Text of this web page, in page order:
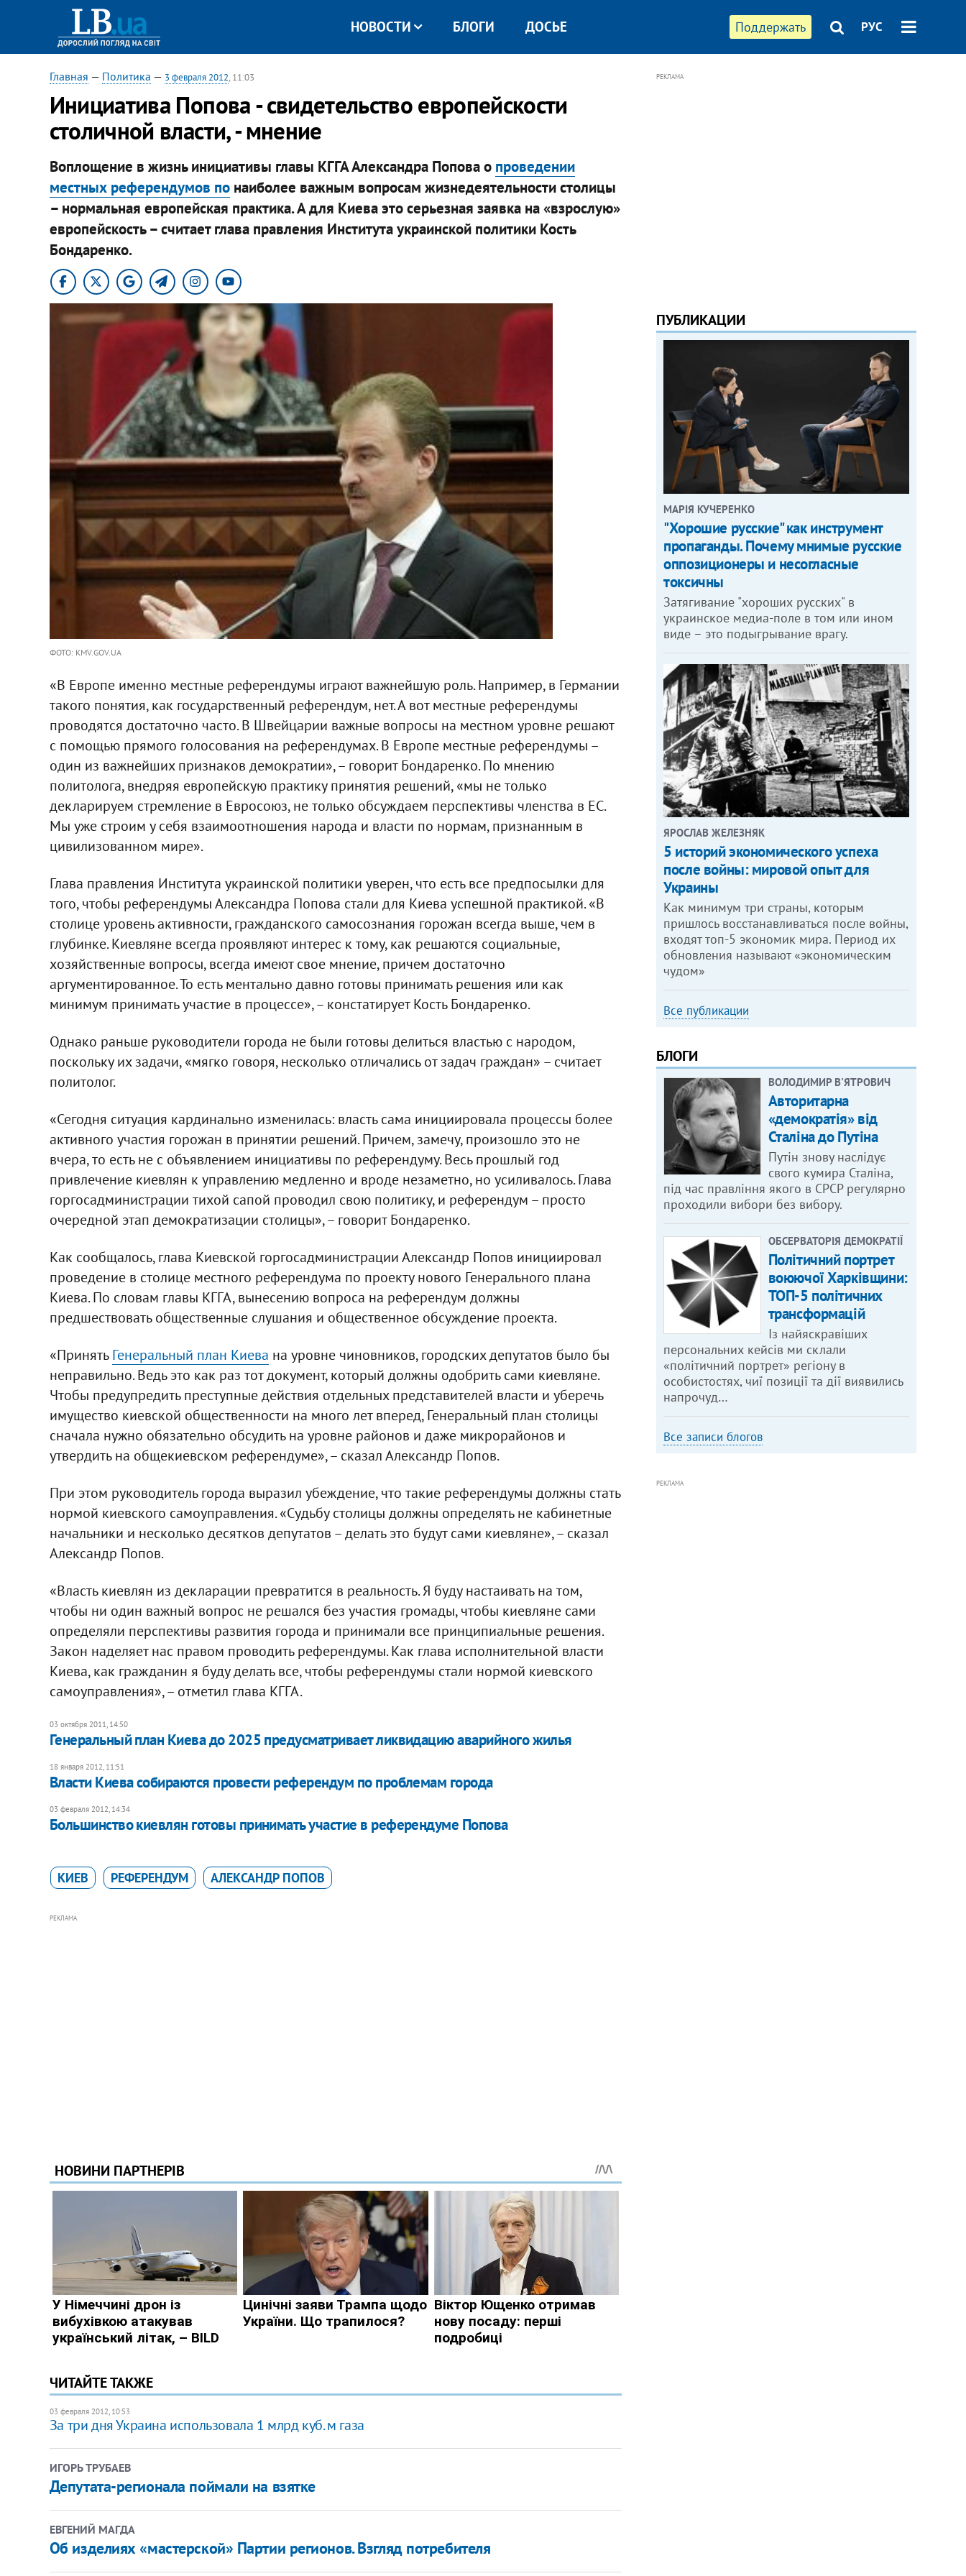
Поддержать РУС
НОВОСТИ БЛОГИ ДОСЬЕ
Главная — Политика — 3 февраля 2012, 11:03
Инициатива Попова - свидетельство европейскости
столичной власти, - мнение
Воплощение в жизнь инициативы главы КГГА Александра Попова о проведении
местных референдумов понаиболее важным вопросам жизнедеятельности столицы
– нормальная европейская практика. А для Киева это серьезная заявка на «взрослую»
европейскость – считает глава правления Института украинской политики Кость
Бондаренко.
ФОТО: KMV.GOV.UA
«В Европе именно местные референдумы играют важнейшую роль. Например, в Германии
такого понятия, как государственный референдум, нет. А вот местные референдумы
проводятся достаточно часто. В Швейцарии важные вопросы на местном уровне решают
с помощью прямого голосования на референдумах. В Европе местные референдумы –
один из важнейших признаков демократии», – говорит Бондаренко. По мнению
политолога, внедряя европейскую практику принятия решений, «мы не только
декларируем стремление в Евросоюз, не только обсуждаем перспективы членства в ЕС.
Мы уже строим у себя взаимоотношения народа и власти по нормам, признанным в
цивилизованном мире».
Глава правления Института украинской политики уверен, что есть все предпосылки для
того, чтобы референдумы Александра Попова стали для Киева успешной практикой. «В
столице уровень активности, гражданского самосознания горожан всегда выше, чем в
глубинке. Киевляне всегда проявляют интерес к тому, как решаются социальные,
хозяйственные вопросы, всегда имеют свое мнение, причем достаточно
аргументированное. То есть ментально давно готовы принимать решения или как
минимум принимать участие в процессе», – констатирует Кость Бондаренко.
Однако раньше руководители города не были готовы делиться властью с народом,
поскольку их задачи, «мягко говоря, несколько отличались от задач граждан» – считает
политолог.
«Сегодня ситуация кардинально изменилась: власть сама инициировала процессы более
активного участия горожан в принятии решений. Причем, замечу, произошло это не
вчера, то есть не с объявлением инициативы по референдуму. Весь прошлый год
привлечение киевлян к управлению медленно и вроде незаметно, но усиливалось. Глава
горгосадминистрации тихой сапой проводил свою политику, и референдум – просто
очередной этап демократизации столицы», – говорит Бондаренко.
Как сообщалось, глава Киевской горгосадминистрации Александр Попов инициировал
проведение в столице местного референдума по проекту нового Генерального плана
Киева. По словам главы КГГА, вынесению вопроса на референдум должны
предшествовать общественные слушания и общественное обсуждение проекта.
«ПринятьГенеральный план Киева на уровне чиновников, городских депутатов было бы
неправильно. Ведь это как раз тот документ, который должны одобрить сами киевляне.
Чтобы предупредить преступные действия отдельных представителей власти и уберечь
имущество киевской общественности на много лет вперед, Генеральный план столицы
сначала нужно обязательно обсудить на уровне районов и даже микрорайонов и
утвердить на общекиевском референдуме», – сказал Александр Попов.
При этом руководитель города выразил убеждение, что такие референдумы должны стать
нормой киевского самоуправления. «Судьбу столицы должны определять не кабинетные
начальники и несколько десятков депутатов – делать это будут сами киевляне», – сказал
Александр Попов.
«Власть киевлян из декларации превратится в реальность. Я буду настаивать на том,
чтобы ни один важный вопрос не решался без участия громады, чтобы киевляне сами
определяли перспективы развития города и принимали все принципиальные решения.
Закон наделяет нас правом проводить референдумы. Как глава исполнительной власти
Киева, как гражданин я буду делать все, чтобы референдумы стали нормой киевского
самоуправления», – отметил глава КГГА.
03 октября 2011, 14:50
Генеральный план Киева до 2025 предусматривает ликвидацию аварийного жилья
18 января 2012, 11:51
Власти Киева собираются провести референдум по проблемам города
03 февраля 2012, 14:34
Большинство киевлян готовы принимать участие в референдуме Попова
КИЕВ РЕФЕРЕНДУМ АЛЕКСАНДР ПОПОВ
РЕКЛАМА
ЧИТАЙТЕ ТАКЖЕ
03 февраля 2012, 10:53
За три дня Украина использовала 1 млрд куб. м газа
ИГОРЬ ТРУБАЕВ
Депутата-регионала поймали на взятке
ЕВГЕНИЙ МАГДА
Об изделиях «мастерской» Партии регионов. Взгляд потребителя
РЕКЛАМА
ПУБЛИКАЦИИ
МАРІЯ КУЧЕРЕНКО
"Хорошие русские" как инструмент
пропаганды. Почему мнимые русские
оппозиционеры и несогласные
токсичны
Затягивание "хороших русских" в
украинское медиа-поле в том или ином
виде – это подыгрывание врагу.
ЯРОСЛАВ ЖЕЛЕЗНЯК
5 историй экономического успеха
после войны: мировой опыт для
Украины
Как минимум три страны, которым
пришлось восстанавливаться после войны,
входят топ-5 экономик мира. Период их
обновления называют «экономическим
чудом»
Все публикации
БЛОГИ
ВОЛОДИМИР В'ЯТРОВИЧ
Авторитарна
«демократія» від
Сталіна до Путіна
Путін знову наслідує
свого кумира Сталіна,
під час правління якого в СРСР регулярно
проходили вибори без вибору.
ОБСЕРВАТОРІЯ ДЕМОКРАТІЇ
Політичний портрет
воюючої Харківщини:
ТОП-5 політичних
трансформацій
Із найяскравіших
персональних кейсів ми склали
«політичний портрет» регіону в
особистостях, чиї позиції та дії виявились
напрочуд…
Все записи блогов
РЕКЛАМА